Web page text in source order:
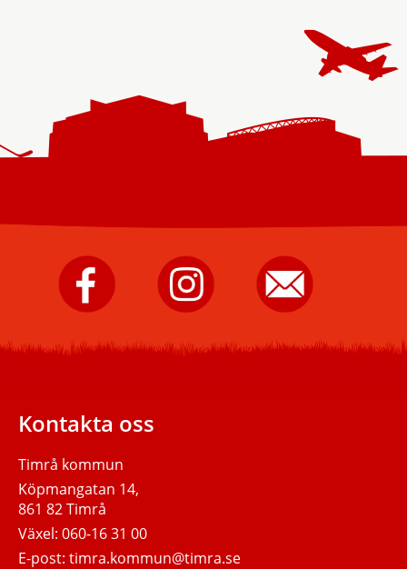
Timrå
kommun
Facebook.
Timrå
kommun
på
Instagram.
Skicka
e-
post
till
kommun.
Kontakta oss
Timrå kommun
Köpmangatan 14,
861 82 Timrå
Växel:060-16 31 00
E-post:timra.kommun@timra.se